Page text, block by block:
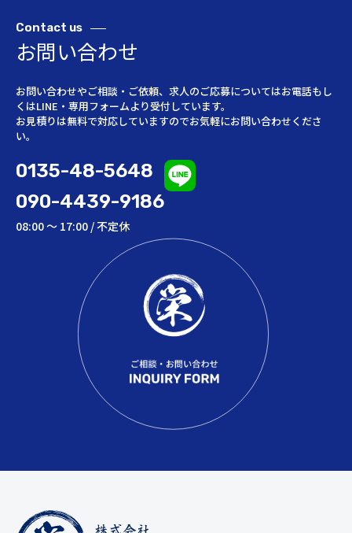
Contact us
お問い合わせ
お問い合わせやご相談・ご依頼、求人のご応募についてはお電話もし
くはLINE・専用フォームより受付しています。
お見積りは無料で対応していますのでお気軽にお問い合わせくださ
い。
0135-48-5648
090-4439-9186
08:00 ～ 17:00 / 不定休